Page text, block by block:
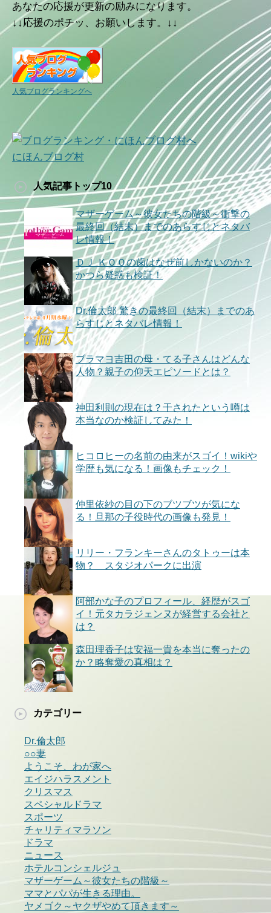
あなたの応援が更新の励みになります。
↓↓応援のポチッ、お願いします。↓↓
人気ブログランキングへ
にほんブログ村
人気記事トップ10
マザーゲーム～彼女たちの階級～衝撃の
最終回（結末）までのあらすじとネタバ
レ情報！
ＤＪ ＫＯＯの歯はなぜ前しかないのか？
かつら疑惑も検証！
Dr.倫太郎 驚きの最終回（結末）までのあ
らすじとネタバレ情報！
ブラマヨ吉田の母・てる子さんはどんな
人物？親子の仰天エピソードとは？
神田利則の現在は？干されたという噂は
本当なのか検証してみた！
ヒコロヒーの名前の由来がスゴイ！wikiや
学歴も気になる！画像もチェック！
仲里依紗の目の下のブツブツが気にな
る！旦那の子役時代の画像も発見！
リリー・フランキーさんのタトゥーは本
物？ スタジオパークに出演
阿部かな子のプロフィール、経歴がスゴ
イ！元タカラジェンヌが経営する会社と
は？
森田理香子は安福一貴を本当に奪ったの
か？略奪愛の真相は？
カテゴリー
Dr.倫太郎
○○妻
ようこそ、わが家へ
エイジハラスメント
クリスマス
スペシャルドラマ
スポーツ
チャリティマラソン
ドラマ
ニュース
ホテルコンシェルジュ
マザーゲーム～彼女たちの階級～
ママとパパが生きる理由。
ヤメゴク～ヤクザやめて頂きます～